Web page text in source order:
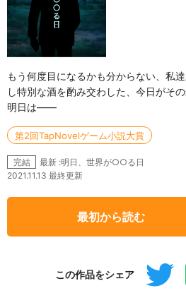
もう何度目になるかも分からない、私
し特別な酒を酌み交わした、今日がそ
明日は――
第2回TapNovelゲーム小説大賞
完結
最新 :明日、世界が○○る日
2021.11.13 最終更新
最初から読む
この作品をシェア